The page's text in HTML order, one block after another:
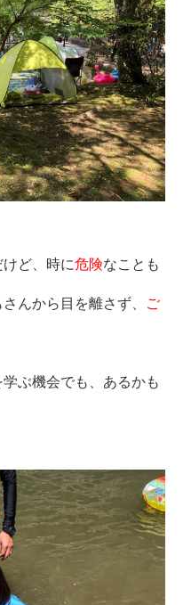
けど、時に危険なことも
んから目を離さず、 ご
ぶ機会でも、あるかも